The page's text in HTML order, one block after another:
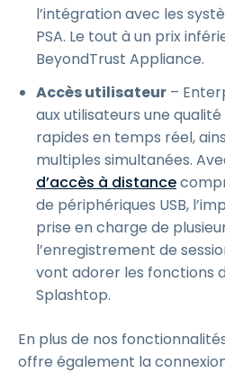
l’intégration avec les
PSA. Le tout à un prix
BeyondTrust Appliance.
Accès utilisateur –
aux utilisateurs une qualité
rapides en temps réel,
multiples simultanées.
d’accès à distance
de périphériques USB,
prise en charge de
l’enregistrement de
vont adorer les fonctions
Splashtop.
En plus de nos
offre également la